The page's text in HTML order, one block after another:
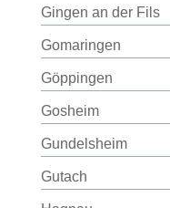
Gingen an der Fils
Gomaringen
Göppingen
Gosheim
Gundelsheim
Gutach